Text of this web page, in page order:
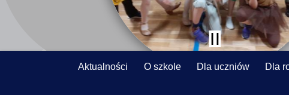
Aktualności O szkole Dla uczniów Dla